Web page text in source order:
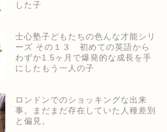
した子
士心塾子どもたちの色んな才能シリ
ーズ その１３ 初めての英語から
わずか1.5ヶ月で爆発的な成長を手
にしたもう一人の子
ロンドンでのショッキングな出来
事。まだまだ存在していた人種差別
と偏見。